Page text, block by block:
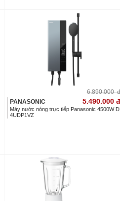
6.890.000 đ
PANASONIC
5.490.000 đ
Máy nước nóng trực tiếp Panasonic 4500W
4UDP1VZ